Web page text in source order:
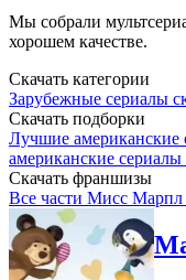
Мы собрали
хорошем качестве.
Скачать категории
Зарубежные сериалы
Скачать подборки
Лучшие американские
американские сериалы
Скачать франшизы
Все части Мисс Марпл